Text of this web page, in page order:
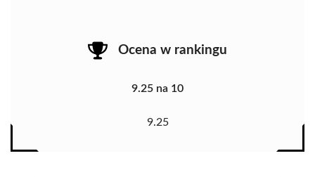
Ocena w rankingu
9.25 na 10
9.25